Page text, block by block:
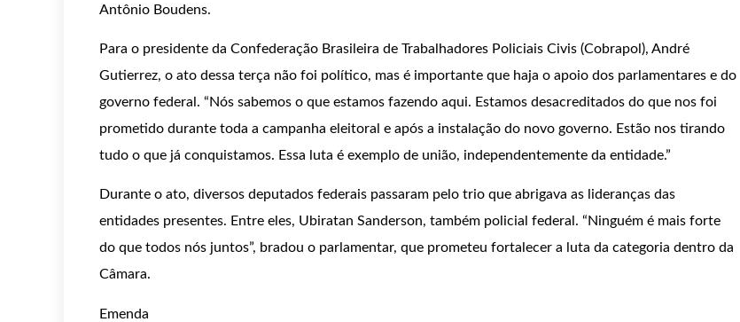
Antônio Boudens.
Para o presidente da Confederação Brasileira de Trabalhadores Policiais Civis (Cobrapol), André
Gutierrez, o ato dessa terça não foi político, mas é importante que haja o apoio dos parlamentares e do
governo federal. “Nós sabemos o que estamos fazendo aqui. Estamos desacreditados do que nos foi
prometido durante toda a campanha eleitoral e após a instalação do novo governo. Estão nos tirando
tudo o que já conquistamos. Essa luta é exemplo de união, independentemente da entidade.”
Durante o ato, diversos deputados federais passaram pelo trio que abrigava as lideranças das
entidades presentes. Entre eles, Ubiratan Sanderson, também policial federal. “Ninguém é mais forte
do que todos nós juntos”, bradou o parlamentar, que prometeu fortalecer a luta da categoria dentro da
Câmara.
Emenda